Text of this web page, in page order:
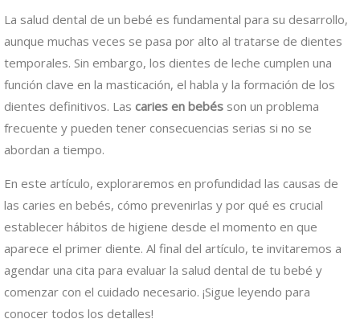
La salud dental de un bebé es fundamental para su desarrollo,
aunque muchas veces se pasa por alto al tratarse de dientes
temporales. Sin embargo, los dientes de leche cumplen una
función clave en la masticación, el habla y la formación de los
dientes definitivos. Las caries en bebés son un problema
frecuente y pueden tener consecuencias serias si no se
abordan a tiempo.
En este artículo, exploraremos en profundidad las causas de
las caries en bebés, cómo prevenirlas y por qué es crucial
establecer hábitos de higiene desde el momento en que
aparece el primer diente. Al final del artículo, te invitaremos a
agendar una cita para evaluar la salud dental de tu bebé y
comenzar con el cuidado necesario. ¡Sigue leyendo para
conocer todos los detalles!